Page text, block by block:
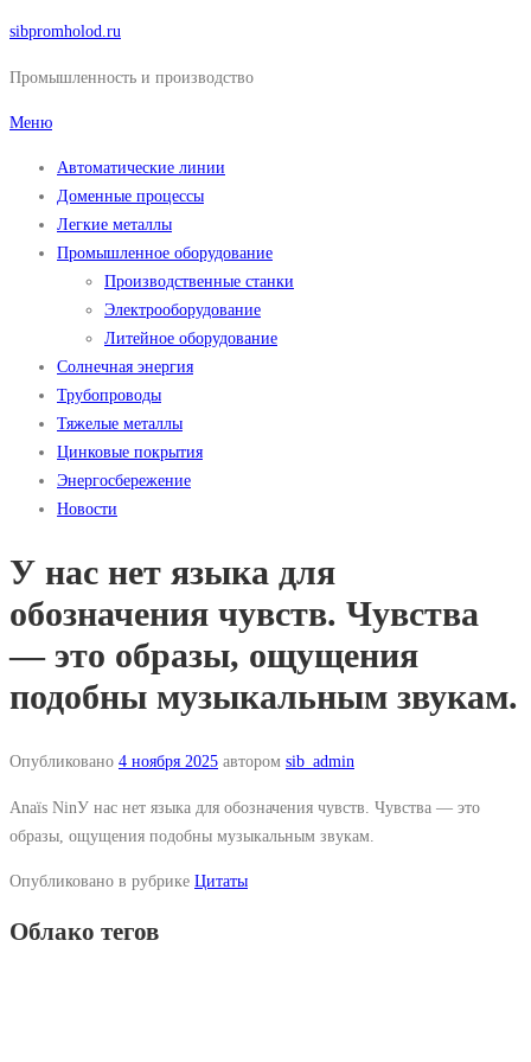
Перейти
содержимому
sibpromholod.ru
Промышленность и производство
Меню
Автоматические линии
Доменные процессы
Легкие металлы
Промышленное оборудование
Производственные станки
Электрооборудование
Литейное оборудование
Солнечная энергия
Трубопроводы
Тяжелые металлы
Цинковые покрытия
Энергосбережение
Новости
У нас нет языка для
обозначения чувств. Чувства
— это образы, ощущения
подобны музыкальным звукам.
Опубликовано 4 ноября 2025 автором sib_admin
Anaïs NinУ нас нет языка для обозначения чувств. Чувства — это
образы, ощущения подобны музыкальным звукам.
Опубликовано в рубрике Цитаты
Облако тегов